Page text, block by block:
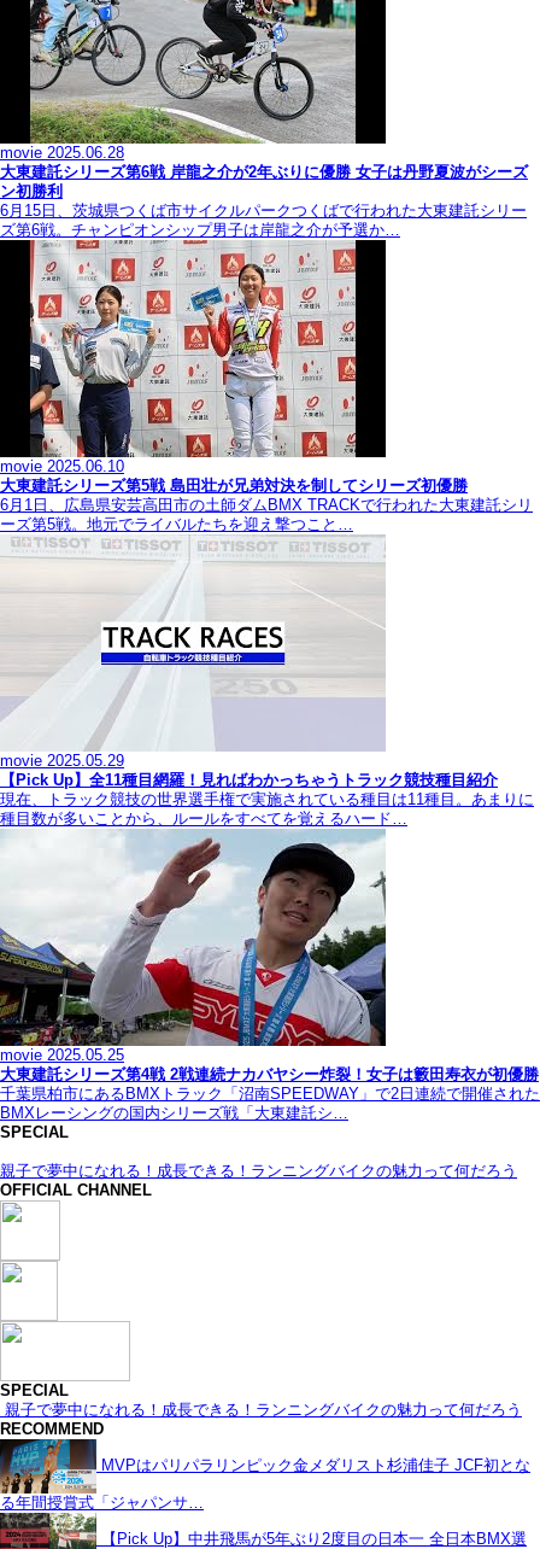
movie 2025.06.28
大東建託シリーズ第6戦 岸龍之介が2年ぶりに優勝 女子は丹野夏波がシーズ
ン初勝利
6月15日、茨城県つくば市サイクルパークつくばで行われた大東建託シリー
ズ第6戦。チャンピオンシップ男子は岸龍之介が予選か…
movie 2025.06.10
大東建託シリーズ第5戦 島田壮が兄弟対決を制してシリーズ初優勝
6月1日、広島県安芸高田市の土師ダムBMX TRACKで行われた大東建託シリ
ーズ第5戦。地元でライバルたちを迎え撃つこと…
movie 2025.05.29
【Pick Up】全11種目網羅！見ればわかっちゃうトラック競技種目紹介
現在、トラック競技の世界選手権で実施されている種目は11種目。あまりに
種目数が多いことから、ルールをすべてを覚えるハード…
movie 2025.05.25
大東建託シリーズ第4戦 2戦連続ナカバヤシー炸裂！女子は籔田寿衣が初優勝
千葉県柏市にあるBMXトラック「沼南SPEEDWAY」で2日連続で開催された
BMXレーシングの国内シリーズ戦「大東建託シ…
SPECIAL
親子で夢中になれる！成長できる！ランニングバイクの魅力って何だろう
OFFICIAL CHANNEL
SPECIAL
親子で夢中になれる！成長できる！ランニングバイクの魅力って何だろう
RECOMMEND
MVPはパリパラリンピック金メダリスト杉浦佳子 JCF初とな
る年間授賞式「ジャパンサ…
【Pick Up】中井飛馬が5年ぶり2度目の日本一 全日本BMX選